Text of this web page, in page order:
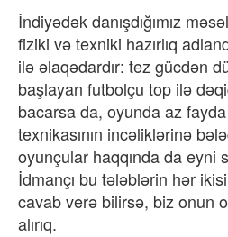
İndiyədək danışdığımız
fiziki və texniki hazırlıq
ilə əlaqədardır: tez gücdən
başlayan futbolçu top ilə
bacarsa da, oyunda az
texnikasının incəliklərinə
oyunçular haqqında da eyni
İdmançı bu tələblərin hər
cavab verə bilirsə, biz onun
alırıq.